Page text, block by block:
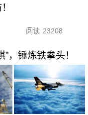
阅读 23208
，锤炼铁拳头！